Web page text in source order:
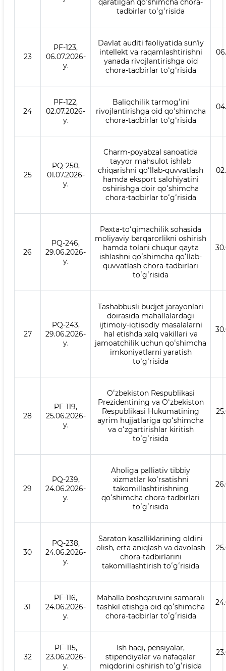
qaratilgan qoʻshimcha chora-
tadbirlar toʻgʻrisida
23
PF-123,
06.07.2026-
y.
Davlat auditi faoliyatida sunʼiy
intellekt va raqamlashtirishni
yanada rivojlantirishga oid
chora-tadbirlar toʻgʻrisida
24
PF-122,
02.07.2026-
y.
Baliqchilik tarmogʻini
rivojlantirishga oid qoʻshimcha
chora-tadbirlar toʻgʻrisida
25
PQ-250,
01.07.2026-
y.
Charm-poyabzal sanoatida
tayyor mahsulot ishlab
chiqarishni qoʻllab-quvvatlash
hamda eksport salohiyatini
oshirishga doir qoʻshimcha
chora-tadbirlar toʻgʻrisida
26
PQ-246,
29.06.2026-
y.
Paxta-toʻqimachilik sohasida
moliyaviy barqarorlikni oshirish
hamda tolani chuqur qayta
ishlashni qoʻshimcha qoʻllab-
quvvatlash chora-tadbirlari
toʻgʻrisida
27
PQ-243,
29.06.2026-
y.
Tashabbusli budjet jarayonlari
doirasida mahallalardagi
ijtimoiy-iqtisodiy masalalarni
hal etishda xalq vakillari va
jamoatchilik uchun qoʻshimcha
imkoniyatlarni yaratish
toʻgʻrisida
28
PF-119,
25.06.2026-
y.
Oʻzbekiston Respublikasi
Prezidentining va Oʻzbekiston
Respublikasi Hukumatining
ayrim hujjatlariga qoʻshimcha
va oʻzgartirishlar kiritish
toʻgʻrisida
29
PQ-239,
24.06.2026-
y.
Aholiga palliativ tibbiy
xizmatlar koʻrsatishni
takomillashtirishning
qoʻshimcha chora-tadbirlari
toʻgʻrisida
30
PQ-238,
24.06.2026-
y.
Saraton kasalliklarining oldini
olish, erta aniqlash va davolash
chora-tadbirlarini
takomillashtirish toʻgʻrisida
31
PF-116,
24.06.2026-
y.
Mahalla boshqaruvini samarali
tashkil etishga oid qoʻshimcha
chora-tadbirlar toʻgʻrisida
32
PF-115,
23.06.2026-
y.
Ish haqi, pensiyalar,
stipendiyalar va nafaqalar
miqdorini oshirish toʻgʻrisida